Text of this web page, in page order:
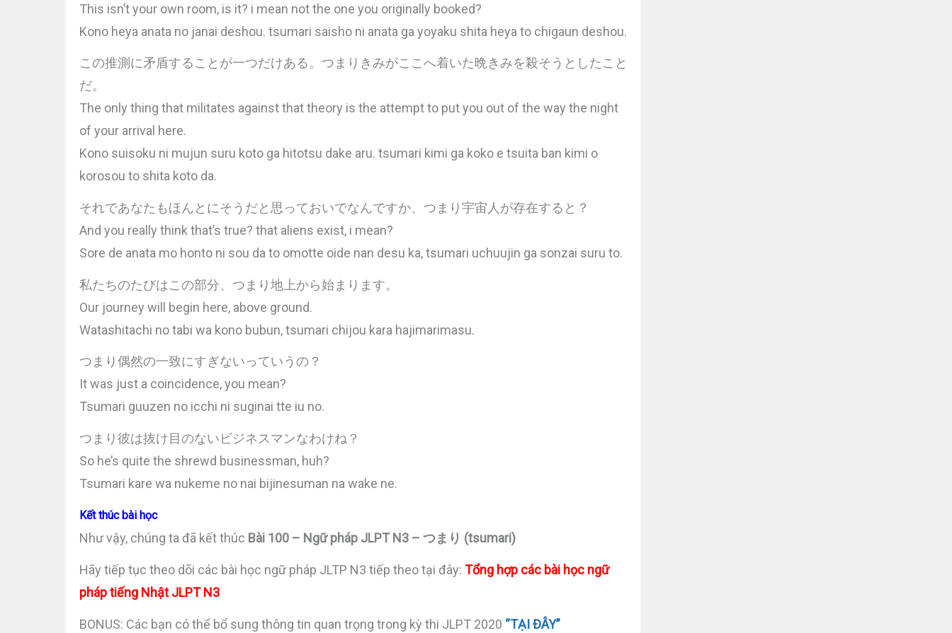
This isn’t your own room, is it? i mean not the one you originally booked?
Kono heya anata no janai deshou. tsumari saisho ni anata ga yoyaku shita heya to chigaun deshou.
この推測に矛盾することが一つだけある。つまりきみがここへ着いた晩きみを殺そうとしたこと
だ。
The only thing that militates against that theory is the attempt to put you out of the way the night
of your arrival here.
Kono suisoku ni mujun suru koto ga hitotsu dake aru. tsumari kimi ga koko e tsuita ban kimi o
korosou to shita koto da.
それであなたもほんとにそうだと思っておいでなんですか、つまり宇宙人が存在すると？
And you really think that’s true? that aliens exist, i mean?
Sore de anata mo honto ni sou da to omotte oide nan desu ka, tsumari uchuujin ga sonzai suru to.
私たちのたびはこの部分、つまり地上から始まります。
Our journey will begin here, above ground.
Watashitachi no tabi wa kono bubun, tsumari chijou kara hajimarimasu.
つまり偶然の一致にすぎないっていうの？
It was just a coincidence, you mean?
Tsumari guuzen no icchi ni suginai tte iu no.
つまり彼は抜け目のないビジネスマンなわけね？
So he’s quite the shrewd businessman, huh?
Tsumari kare wa nukeme no nai bijinesuman na wake ne.
Kết thúc bài học
Như vậy, chúng ta đã kết thúc Bài 100 – Ngữ pháp JLPT N3 – つまり (tsumari)
Hãy tiếp tục theo dõi các bài học ngữ pháp JLTP N3 tiếp theo tại đây: Tổng hợp các bài học ngữ
pháp tiếng Nhật JLPT N3
BONUS: Các bạn có thể bổ sung thông tin quan trọng trong kỳ thi JLPT 2020 “TẠI ĐÂY”